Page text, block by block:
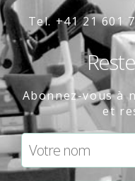
Tel. +41 21 601
Abonnez-vous à
et